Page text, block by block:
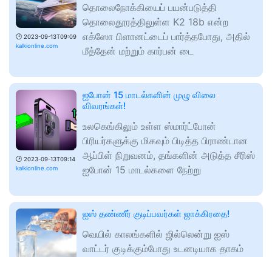
🕑 2023-09-13T09:09
kalkionline.com
தொலைநோக்கியைப் பயன்படுத்தி
தொலைதூரத்திலுள்ள K2 18b என்ற
எக்ஸோ பிளானட்டைப் பார்த்தபோது, அதில்
மீத்தேன் மற்றும் கார்பன் டை
🕑 2023-09-13T09:14
kalkionline.com
ஐபோன் 15 மாடல்களின் முழு விலை
விவரங்கள்!
உலகெங்கிலும் உள்ள ஸ்மார்ட்போன்
பிரியர்களுக்கு மிகவும் பிடித்த பிராண்டான
ஆப்பிள் நிறுவனம், தங்களின் அடுத்த சீரிஸ்
ஐபோன் 15 மாடல்களை நேற்று
ஐஸ் தண்ணீர் குடிப்பவர்கள் ஜாக்கிரதை!
வெயில் காலங்களில் ஜில்லென்று ஐஸ்
வாட்டர் குடிக்கும்போது உடனடியாக தாகம்